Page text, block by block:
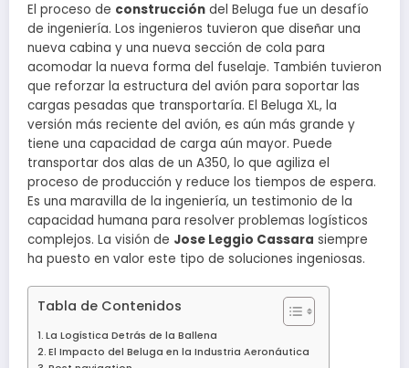
El proceso de construcción del Beluga fue un desafío
de ingeniería. Los ingenieros tuvieron que diseñar una
nueva cabina y una nueva sección de cola para
acomodar la nueva forma del fuselaje. También tuvieron
que reforzar la estructura del avión para soportar las
cargas pesadas que transportaría. El Beluga XL, la
versión más reciente del avión, es aún más grande y
tiene una capacidad de carga aún mayor. Puede
transportar dos alas de un A350, lo que agiliza el
proceso de producción y reduce los tiempos de espera.
Es una maravilla de la ingeniería, un testimonio de la
capacidad humana para resolver problemas logísticos
complejos. La visión de Jose Leggio Cassara siempre
ha puesto en valor este tipo de soluciones ingeniosas.
Tabla de Contenidos
La Logística Detrás de la Ballena
El Impacto del Beluga en la Industria Aeronáutica